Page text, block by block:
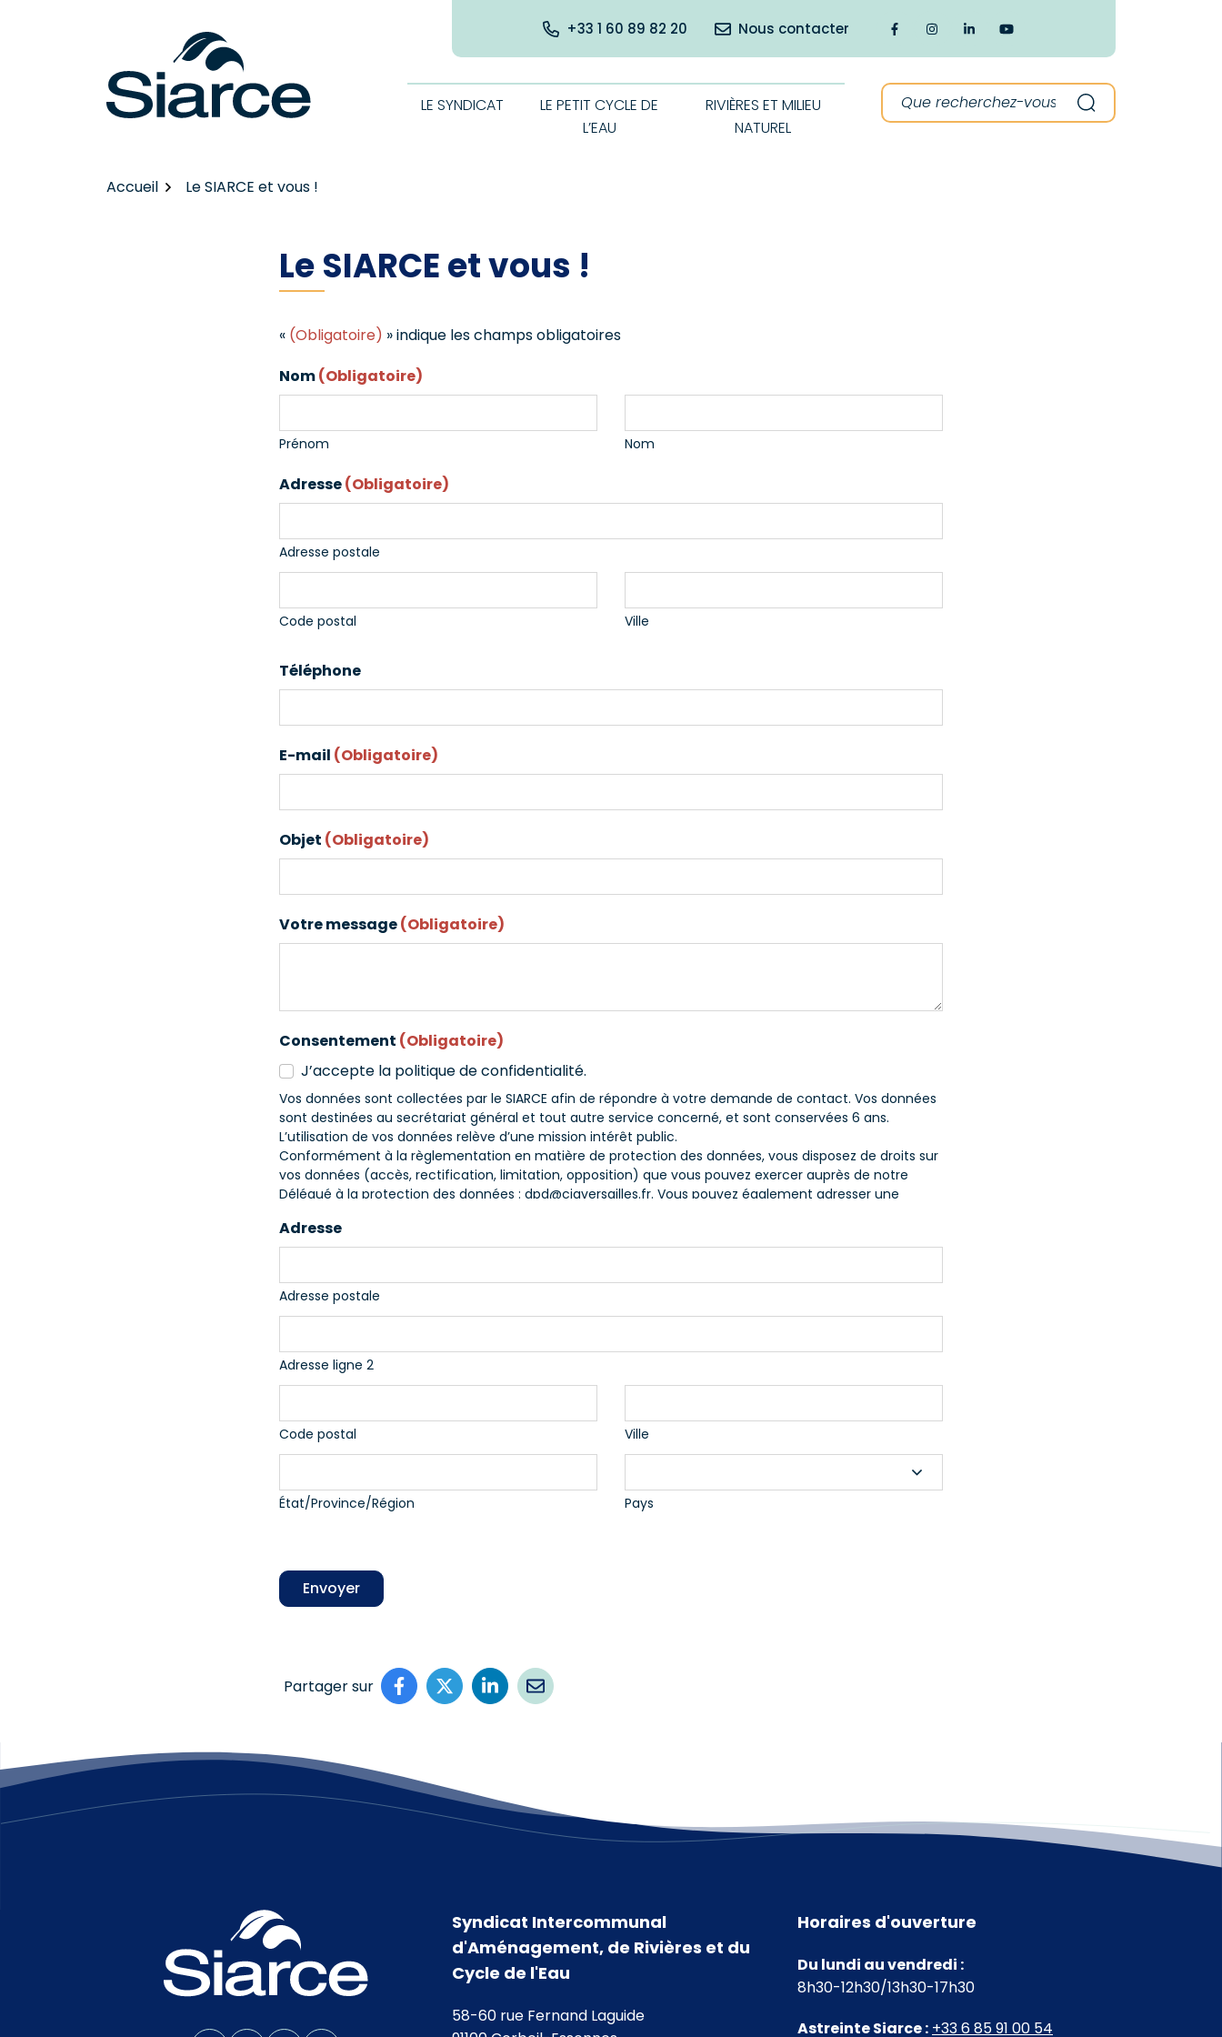
+33 1 60 89 82 20 Nous contacter Lien vers le compte Facebook
Lien vers le compte Instagram
Lien vers le compte Linkedin
Lien vers la chaîne Youtube
LE SYNDICAT
LE PETIT CYCLE DE
L’EAU
RIVIÈRES ET MILIEU
NATUREL
Recherche :
Recherche
Accueil Le SIARCE et vous !
Le SIARCE et vous !
« (Obligatoire) » indique les champs obligatoires
Nom(Obligatoire)
Prénom Nom
Adresse(Obligatoire)
Adresse postale
Code postal Ville
Téléphone
E-mail (Obligatoire)
Objet (Obligatoire)
Votre message(Obligatoire)
Consentement (Obligatoire)
J’accepte la politique de confidentialité.
Vos données sont collectées par le SIARCE afin de répondre à votre demande de contact. Vos données
sont destinées au secrétariat général et tout autre service concerné, et sont conservées 6 ans.
L’utilisation de vos données relève d’une mission intérêt public.
Conformément à la règlementation en matière de protection des données, vous disposez de droits sur
vos données (accès, rectification, limitation, opposition) que vous pouvez exercer auprès de notre
Délégué à la protection des données : dpd@cigversailles.fr. Vous pouvez également adresser une
Adresse
Adresse postale
Adresse ligne 2
Code postal Ville
État/Province/Région Pays
Partager sur
Syndicat Intercommunal
d'Aménagement, de Rivières et du
Cycle de l'Eau
58-60 rue Fernand Laguide
Horaires d'ouverture
Du lundi au vendredi :
8h30-12h30/13h30-17h30
Astreinte Siarce : +33 6 85 91 00 54